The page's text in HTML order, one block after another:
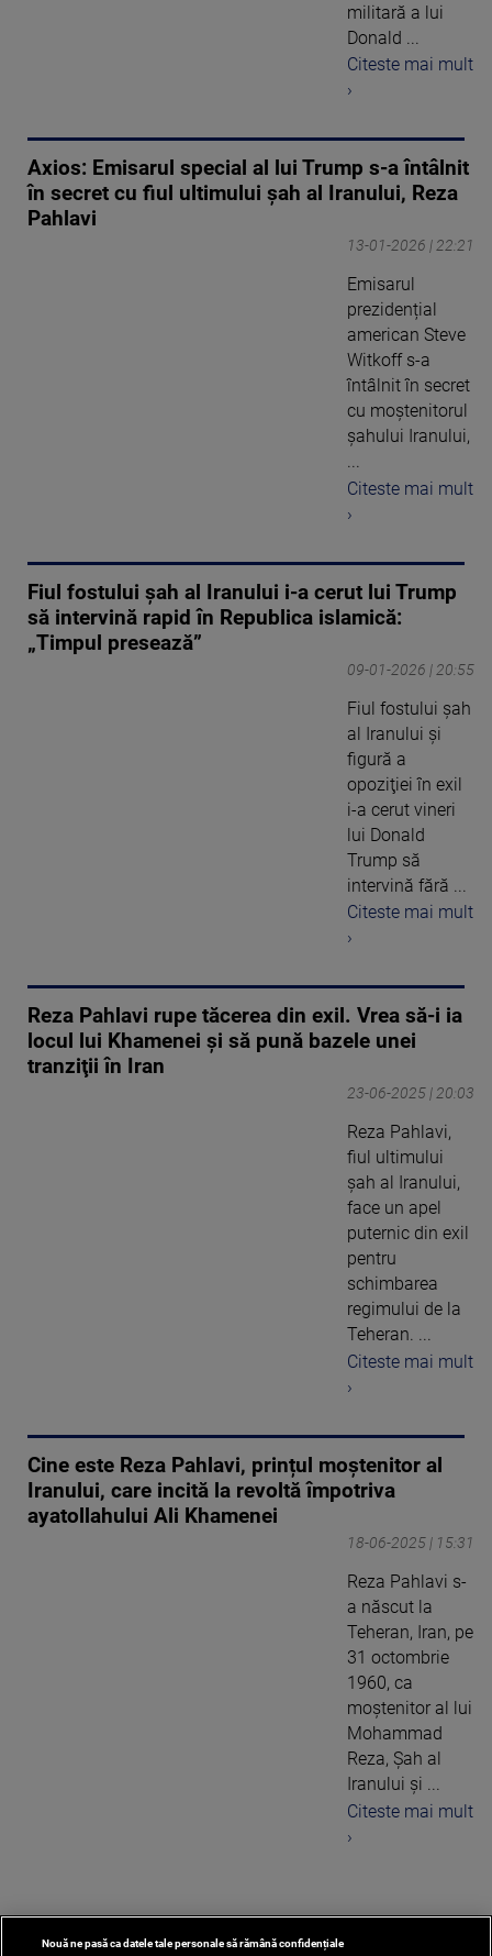
militară a lui
Donald ...
Citeste mai mult
›
Axios: Emisarul special al lui Trump s-a întâlnit
în secret cu fiul ultimului șah al Iranului, Reza
Pahlavi
13-01-2026 | 22:21
Emisarul
prezidențial
american Steve
Witkoff s-a
întâlnit în secret
cu moștenitorul
șahului Iranului,
...
Citeste mai mult
›
Fiul fostului șah al Iranului i-a cerut lui Trump
să intervină rapid în Republica islamică:
„Timpul presează”
09-01-2026 | 20:55
Fiul fostului şah
al Iranului şi
figură a
opoziţiei în exil
i-a cerut vineri
lui Donald
Trump să
intervină fără ...
Citeste mai mult
›
Reza Pahlavi rupe tăcerea din exil. Vrea să-i ia
locul lui Khamenei şi să pună bazele unei
tranziţii în Iran
23-06-2025 | 20:03
Reza Pahlavi,
fiul ultimului
șah al Iranului,
face un apel
puternic din exil
pentru
schimbarea
regimului de la
Teheran. ...
Citeste mai mult
›
Cine este Reza Pahlavi, prințul moștenitor al
Iranului, care incită la revoltă împotriva
ayatollahului Ali Khamenei
18-06-2025 | 15:31
Reza Pahlavi s-
a născut la
Teheran, Iran, pe
31 octombrie
1960, ca
moștenitor al lui
Mohammad
Reza, Șah al
Iranului și ...
Citeste mai mult
›
Nouă ne pasă ca datele tale personale să rămână confidențiale